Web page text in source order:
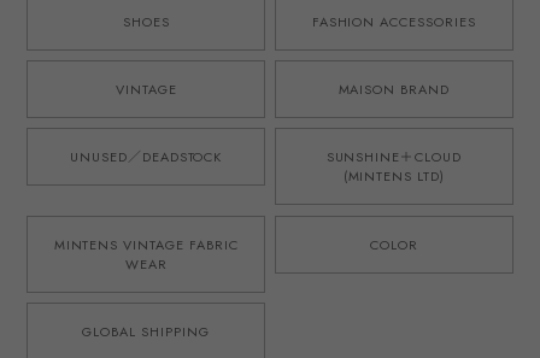
SHOES FASHION ACCESSORIES
VINTAGE MAISON BRAND
UNUSED／DEADSTOCK
SUNSHINE＋CLOUD
(MINTENS LTD)
MINTENS VINTAGE FABRIC
WEAR
COLOR
GLOBAL SHIPPING